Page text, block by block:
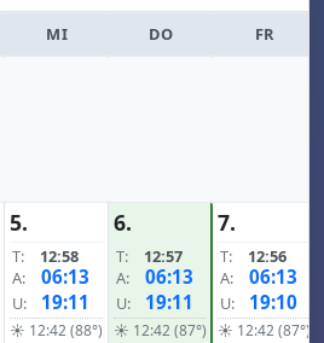
MI DO FR
5.
T:
12:58
A:
06:13
U: 19:11
☀ 12:42 (88°)
6.
T:
12:57
A:
06:13
U: 19:11
☀ 12:42 (87°)
7.
T:
12:56
A:
06:13
U: 19:10
☀ 12:42 (87°)